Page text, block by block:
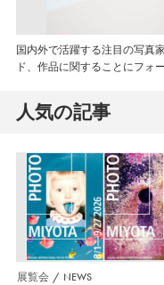
国内外で活躍する注目の写真
ド、作品に関することにフォ
人気の記事
展覧会 NEWS